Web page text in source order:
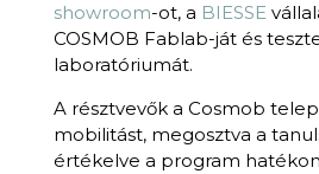
showroom-ot, a BIESSE
COSMOB Fablab-ját és
laboratóriumát.
A résztvevők a Cosmob
mobilitást, megosztva a
értékelve a program